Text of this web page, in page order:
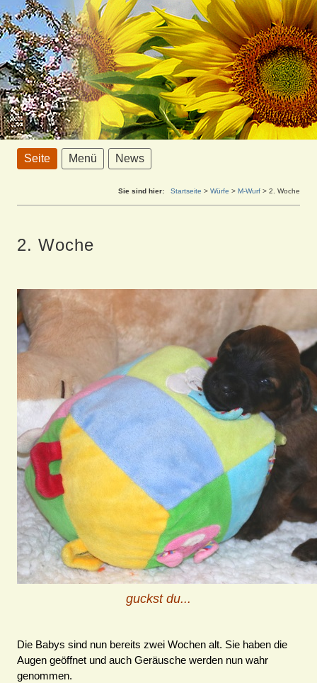
Seite Menü News
Sie sind hier: Startseite > Würfe > M-Wurf > 2. Woche
2. Woche
guckst du...
Die Babys sind nun bereits zwei Wochen alt. Sie haben die
Augen geöffnet und auch Geräusche werden nun wahr
genommen.